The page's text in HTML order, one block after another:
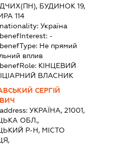
БУДИНОК 19,
114
Україна
-
Не прямий
вплив
КІНЦЕВИЙ
ВЛАСНИК
СЕРГІЙ
УКРАЇНА, 21001,
ОБЛ.,
Р-Н, МІСТО